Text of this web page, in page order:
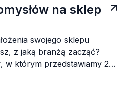
na sklep
swojego sklepu
z jaką branżą zacząć?
w którym przedstawiamy 25
internetowy.